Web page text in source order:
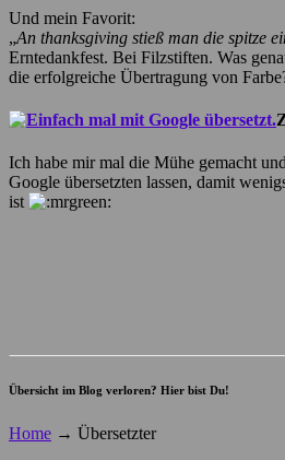
Und mein Favorit:
„An thanksgiving stieß man die spitze
Erntedankfest. Bei Filzstiften. Was
die erfolgreiche Übertragung von
Ich habe mir mal die Mühe gemacht
Google übersetzten lassen, damit
ist
Übersicht im Blog verloren? Hier bist Du!
Home → Übersetzter